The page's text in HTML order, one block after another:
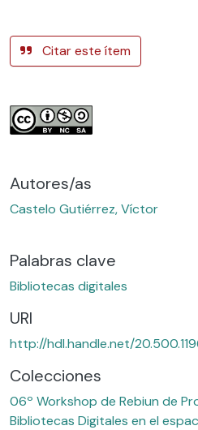
Citar este ítem
Autores/as
Castelo Gutiérrez, Víctor
Palabras clave
Bibliotecas digitales
URI
http://hdl.handle.net/
Colecciones
06º Workshop de Rebiun de
Bibliotecas Digitales en el